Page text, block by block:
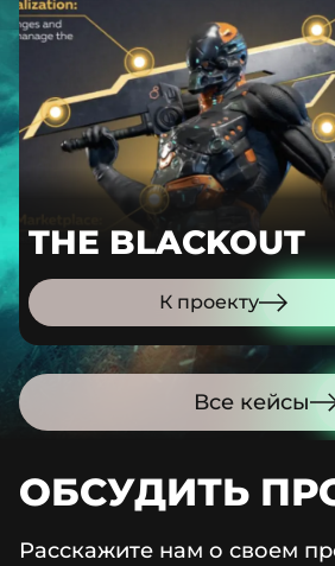
Все кейсы
THE BLACKOUT
К проекту
ОБСУДИТЬ
Расскажите нам о своем